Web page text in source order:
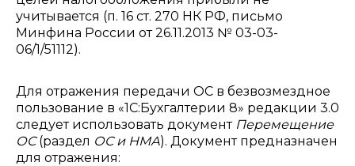
учитывается (п. 16 ст. 270 НК РФ, письмо
Минфина России от 26.11.2013 № 03-03-
06/1/51112).
Для отражения передачи ОС в безвозмездное
пользование в «1С:Бухгалтерии 8» редакции 3.0
следует использовать документ Перемещение
ОС(раздел ОС и НМА). Документ предназначен
для отражения: